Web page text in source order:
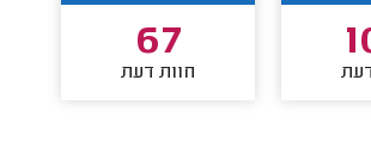
67
חוות דעת